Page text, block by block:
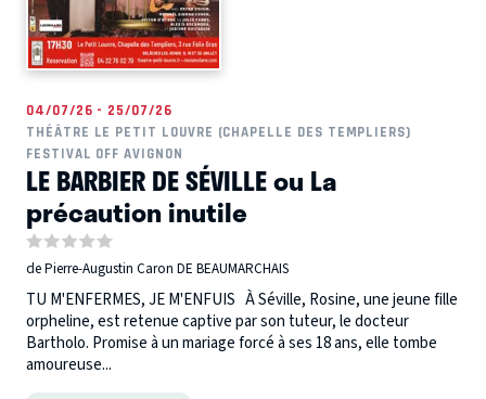
04/07/26 - 25/07/26
THÉÂTRE LE PETIT LOUVRE (CHAPELLE DES TEMPLIERS)
FESTIVAL OFF AVIGNON
LE BARBIER DE SÉVILLE ou La
précaution inutile
de Pierre-Augustin Caron DE BEAUMARCHAIS
TU M'ENFERMES, JE M'ENFUIS À Séville, Rosine, une jeune fille
orpheline, est retenue captive par son tuteur, le docteur
Bartholo. Promise à un mariage forcé à ses 18 ans, elle tombe
amoureuse...